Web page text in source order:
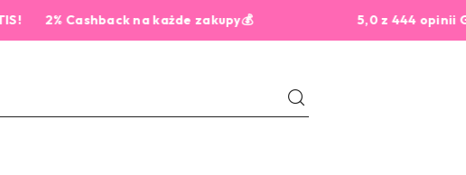
na każde zakupy💰 5,0 z 444 opinii Google